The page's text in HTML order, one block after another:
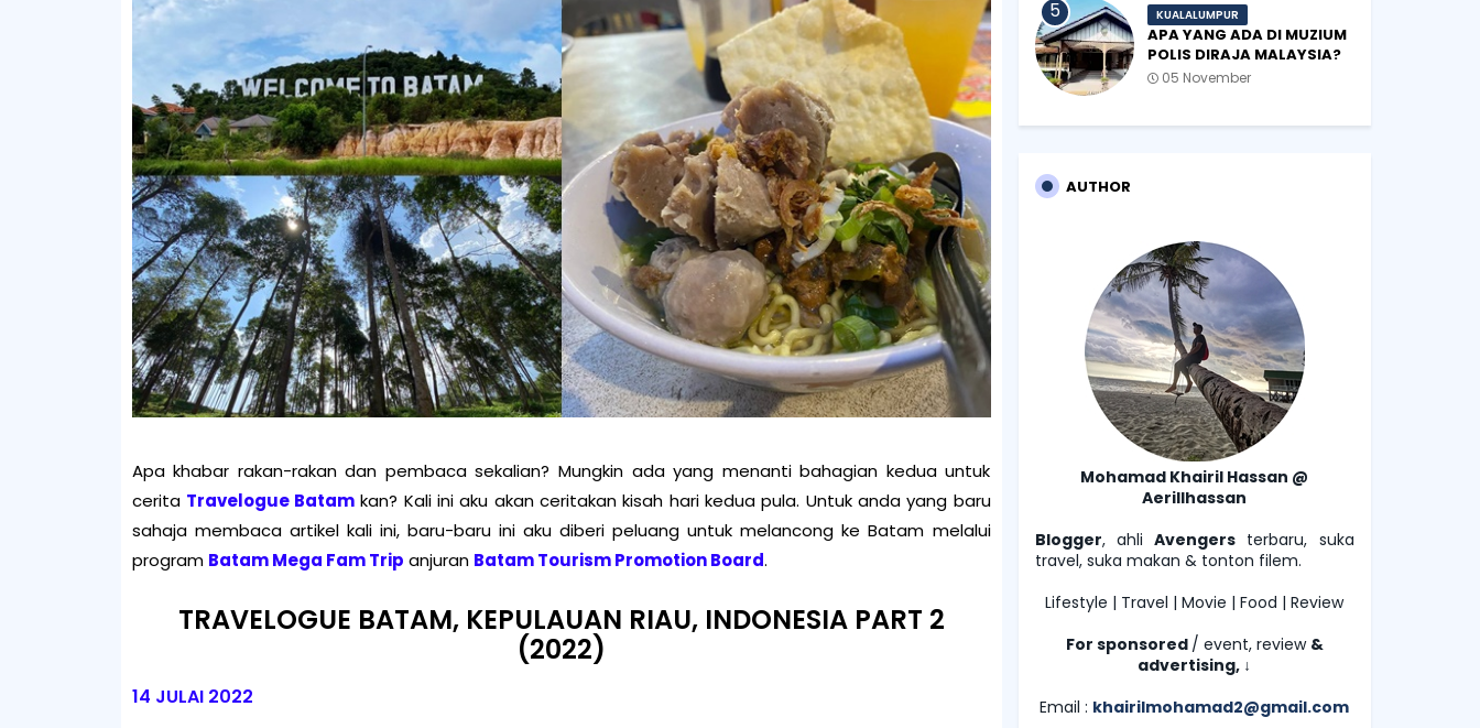
Apa khabar rakan-rakan dan pembaca sekalian? Mungkin ada yang menanti bahagian kedua untuk
cerita Travelogue Batam kan? Kali ini aku akan ceritakan kisah hari kedua pula. Untuk anda yang baru
sahaja membaca artikel kali ini, baru-baru ini aku diberi peluang untuk melancong ke Batam melalui
program Batam Mega Fam Trip anjuran Batam Tourism Promotion Board.
TRAVELOGUE BATAM, KEPULAUAN RIAU, INDONESIA PART 2
(2022)
14 JULAI 2022
KUALALUMPUR
APA YANG ADA DI MUZIUM
POLIS DIRAJA MALAYSIA?
05 November
AUTHOR
Mohamad Khairil Hassan @
Aerillhassan
Blogger, ahli Avengers terbaru, suka
travel, suka makan & tonton filem.
Lifestyle | Travel | Movie | Food | Review
For sponsored / event, review &
advertising, ↓
Email : khairilmohamad2@gmail.com